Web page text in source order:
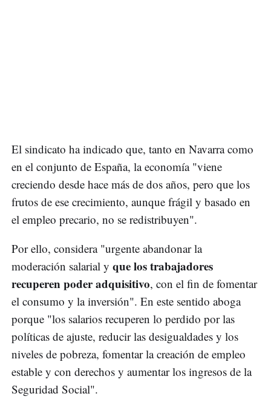
El sindicato ha indicado que, tanto en Navarra como
en el conjunto de España, la economía "viene
creciendo desde hace más de dos años, pero que los
frutos de ese crecimiento, aunque frágil y basado en
el empleo precario, no se redistribuyen".
Por ello, considera "urgente abandonar la
moderación salarial y que los trabajadores
recuperen poder adquisitivo, con el fin de fomentar
el consumo y la inversión". En este sentido aboga
porque "los salarios recuperen lo perdido por las
políticas de ajuste, reducir las desigualdades y los
niveles de pobreza, fomentar la creación de empleo
estable y con derechos y aumentar los ingresos de la
Seguridad Social".